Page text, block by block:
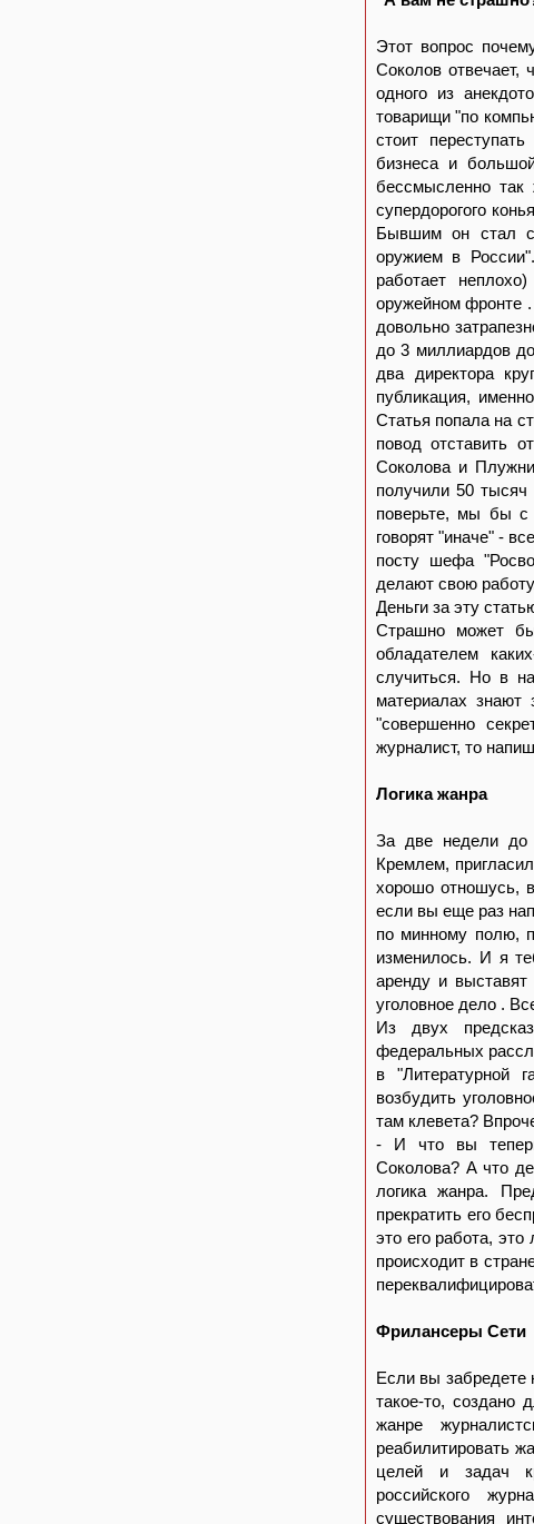
Этот вопрос
Соколов отвечает,
одного из
товарищи "по
стоит
бизнеса и
бессмысленно
супердорогого
Бывшим он стал
оружием в
работает
оружейном фронте
довольно
до 3 миллиардов
два директора
публикация,
Статья попала на
повод отставить
Соколова и
получили 50
поверьте, мы бы с
говорят "иначе" -
посту шефа
делают свою
Деньги за эту
Страшно может
обладателем
случиться. Но в
материалах знают
"совершенно
журналист, то
Логика жанра
За две недели до
Кремлем,
хорошо отношусь,
если вы еще раз
по минному полю,
изменилось. И я
аренду и
уголовное дело .
Из двух
федеральных
в "Литературной
возбудить
там клевета?
- И что вы теперь
Соколова? А что
логика жанра.
прекратить его
это его работа,
происходит в
Фрилансеры Сети
Если вы забредете
такое-то, создано
жанре
реабилитировать
целей и задач
российского
существования